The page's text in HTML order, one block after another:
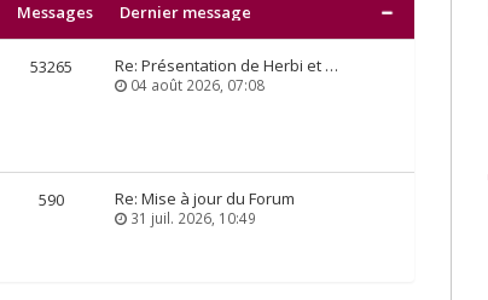
Messages Dernier message
53265 Re: Présentation de Herbi et …
04 août 2026, 07:08
590 Re: Mise à jour du Forum
31 juil. 2026, 10:49